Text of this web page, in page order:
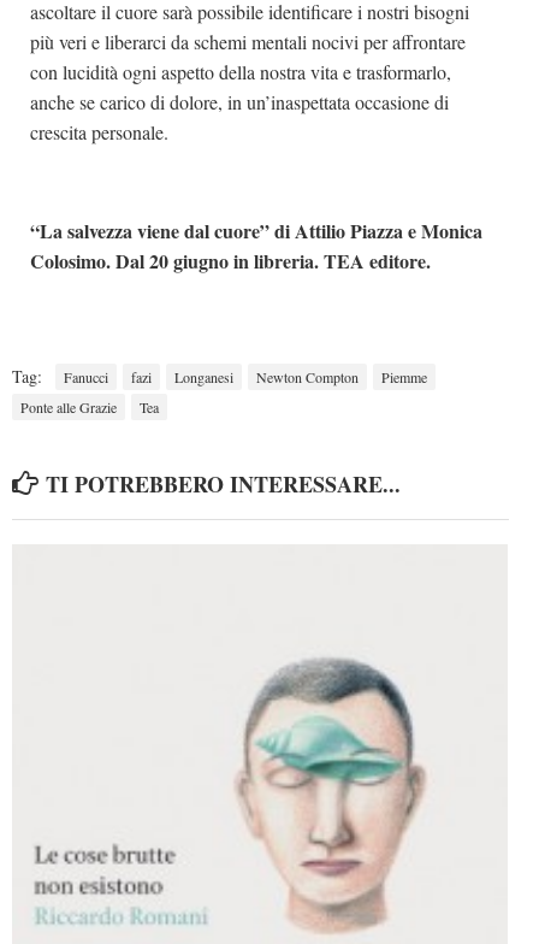
ascoltare il cuore sarà possibile identificare i nostri bisogni
più veri e liberarci da schemi mentali nocivi per affrontare
con lucidità ogni aspetto della nostra vita e trasformarlo,
anche se carico di dolore, in un’inaspettata occasione di
crescita personale.
“La salvezza viene dal cuore” di Attilio Piazza e Monica
Colosimo. Dal 20 giugno in libreria. TEA editore.
Tag: Fanucci fazi Longanesi Newton Compton
Piemme
Ponte alle Grazie
Tea
TI POTREBBERO INTERESSARE...